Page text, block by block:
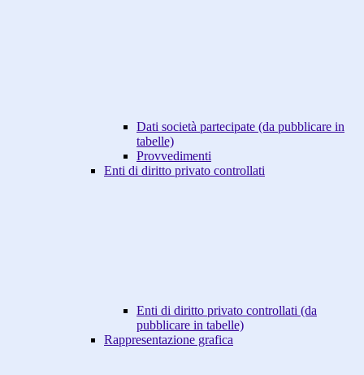
Dati società partecipate (da pubblicare in
tabelle)
Provvedimenti
Enti di diritto privato controllati
Enti di diritto privato controllati (da
pubblicare in tabelle)
Rappresentazione grafica